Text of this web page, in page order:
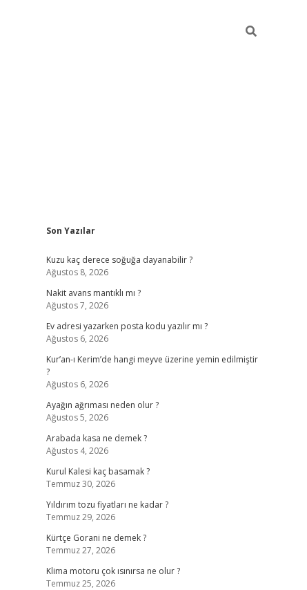
Sidebar
Son Yazılar
Kuzu kaç derece soğuğa dayanabilir ?
Ağustos 8, 2026
Nakit avans mantıklı mı ?
Ağustos 7, 2026
Ev adresi yazarken posta kodu yazılır mı ?
Ağustos 6, 2026
Kur’an-ı Kerim’de hangi meyve üzerine yemin edilmiştir
?
Ağustos 6, 2026
Ayağın ağrıması neden olur ?
Ağustos 5, 2026
Arabada kasa ne demek ?
Ağustos 4, 2026
Kurul Kalesi kaç basamak ?
Temmuz 30, 2026
Yıldırım tozu fiyatları ne kadar ?
Temmuz 29, 2026
Kürtçe Gorani ne demek ?
Temmuz 27, 2026
Klima motoru çok ısınırsa ne olur ?
Temmuz 25, 2026